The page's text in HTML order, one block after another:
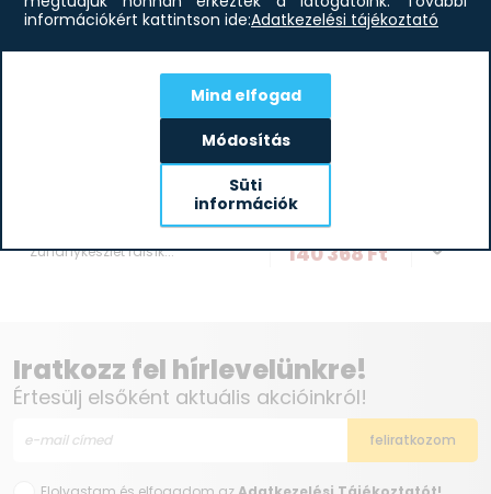
Zuhanykészlet falsík...
284 880
140 368Ft
Iratkozz fel hírlevelünkre!
Értesülj elsőként aktuális akcióinkról!
információkért kattintson ide:Adatkezelési tájékoztató
Mind elfogad
Módosítás
Süti
információk